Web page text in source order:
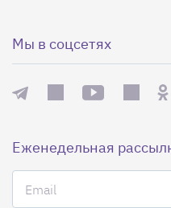
Мы в соцсетях
Еженедельная